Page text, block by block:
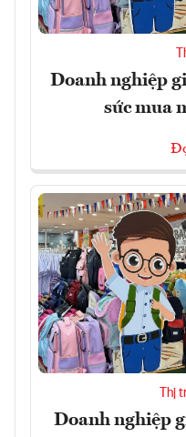
Doanh nghiệp
sức mua
Thị
Doanh nghiệp